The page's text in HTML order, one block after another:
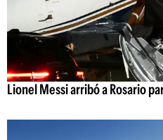
Lionel Messi arribó a Rosario